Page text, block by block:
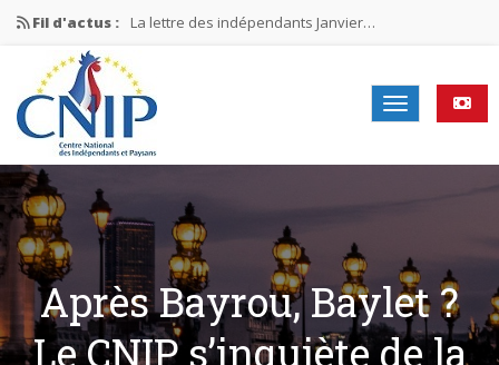
Fil d'actus : La lettre des indépendants Janvier…
La lettre des indépendants Novembre…
La lettre des indépendants Juin…
Mission nationale ÉLECTIONS MUNICIPALES 2026
La lettre des indépendants N°2-2026
Après Bayrou, Baylet ?
Le CNIP s’inquiète de la